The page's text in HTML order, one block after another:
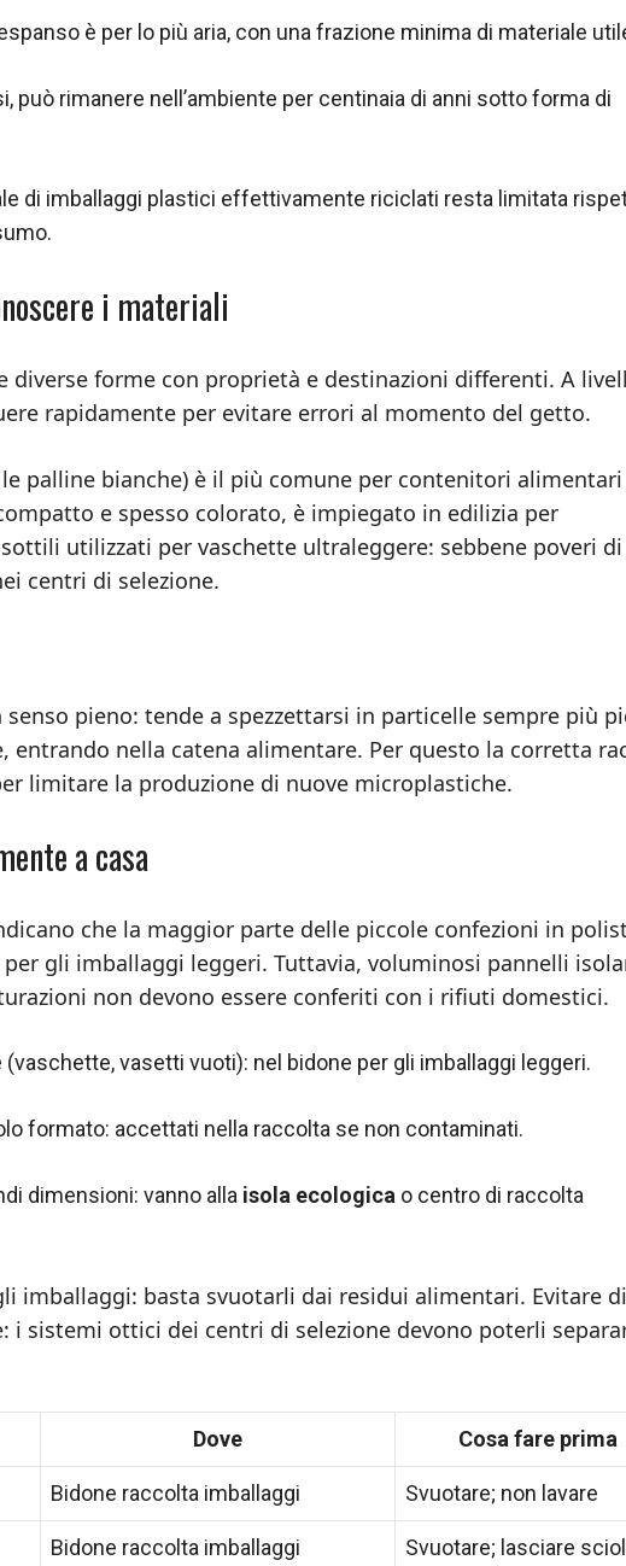
è per lo più aria, con una frazione minima di materiale
può rimanere nell’ambiente per centinaia di anni sotto forma di
di imballaggi plastici effettivamente riciclati resta limitata
i materiali
diverse forme con proprietà e destinazioni differenti. A
rapidamente per evitare errori al momento del getto.
palline bianche) è il più comune per contenitori alimentari
e spesso colorato, è impiegato in edilizia per
utilizzati per vaschette ultraleggere: sebbene poveri di
centri di selezione.
pieno: tende a spezzettarsi in particelle sempre più
entrando nella catena alimentare. Per questo la corretta
limitare la produzione di nuove microplastiche.
a casa
che la maggior parte delle piccole confezioni in
gli imballaggi leggeri. Tuttavia, voluminosi pannelli
non devono essere conferiti con i rifiuti domestici.
vasetti vuoti): nel bidone per gli imballaggi leggeri.
formato: accettati nella raccolta se non contaminati.
dimensioni: vanno alla isola ecologica o centro di raccolta
imballaggi: basta svuotarli dai residui alimentari. Evitare di
i sistemi ottici dei centri di selezione devono poterli
Dove Cosa fare prima
Bidone raccolta imballaggi Svuotare; non lavare
Bidone raccolta imballaggi Svuotare; lasciare